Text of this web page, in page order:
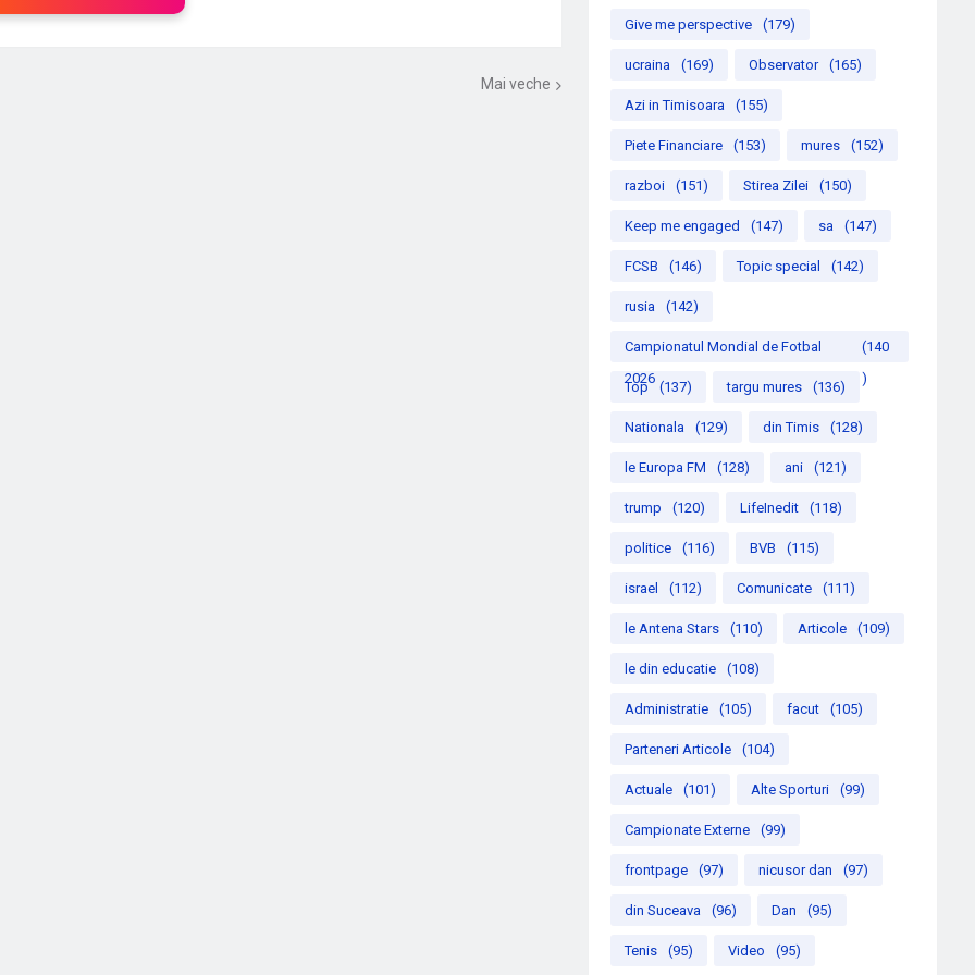
Mai veche
Give me perspective (179)
ucraina (169) Observator (165)
Azi in Timisoara (155)
Piete Financiare (153) mures (152)
razboi (151) Stirea Zilei (150)
Keep me engaged (147) sa (147)
FCSB (146) Topic special (142)
rusia (142)
Campionatul Mondial de Fotbal
2026
(140
)
Top (137) targu mures (136)
Nationala (129) din Timis (128)
le Europa FM (128) ani (121)
trump (120) LifeInedit (118)
politice (116) BVB (115)
israel (112) Comunicate (111)
le Antena Stars (110) Articole (109)
le din educatie (108)
Administratie (105) facut (105)
Parteneri Articole (104)
Actuale (101) Alte Sporturi (99)
Campionate Externe (99)
frontpage (97) nicusor dan (97)
din Suceava (96) Dan (95)
Tenis (95) Video (95)